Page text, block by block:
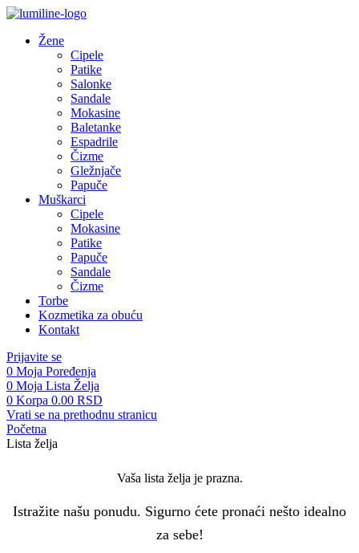
Žene
Cipele
Patike
Salonke
Sandale
Mokasine
Baletanke
Espadrile
Čizme
Gležnjače
Papuče
Muškarci
Cipele
Mokasine
Patike
Papuče
Sandale
Čizme
Torbe
Kozmetika za obuću
Kontakt
Prijavite se
0 Moja Poređenja
0 Moja Lista Želja
0 Korpa 0.00 RSD
Vrati se na prethodnu stranicu
Početna
Lista želja
Vaša lista želja je prazna.
Istražite našu ponudu. Sigurno ćete pronaći nešto idealno
za sebe!